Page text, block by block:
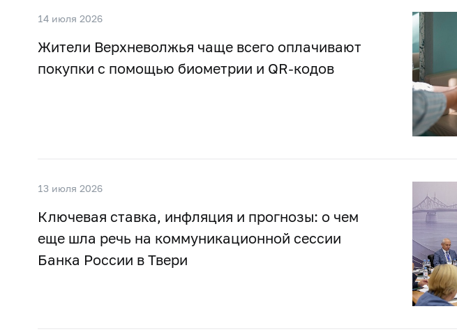
14 июля 2026
Жители Верхневолжья чаще всего оплачивают
покупки с помощью биометрии и QR-кодов
13 июля 2026
Ключевая ставка, инфляция и прогнозы: о чем
еще шла речь на коммуникационной сессии
Банка России в Твери